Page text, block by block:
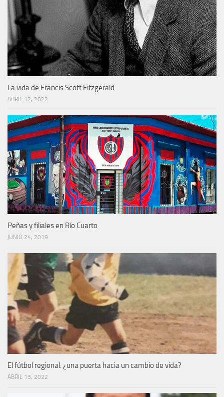
La vida de Francis Scott Fitzgerald
ABRIL 12, 2022
Peñas y filiales en Río Cuarto
JUNIO 24, 2019
El fútbol regional: ¿una puerta hacia un cambio de vida?
ABRIL 13, 2022